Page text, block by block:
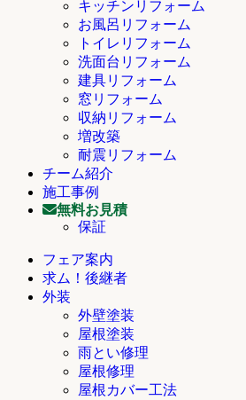
キッチンリフォーム
お風呂リフォーム
トイレリフォーム
洗面台リフォーム
建具リフォーム
窓リフォーム
収納リフォーム
増改築
耐震リフォーム
チーム紹介
施工事例
無料お見積
保証
フェア案内
求ム！後継者
外装
外壁塗装
屋根塗装
雨とい修理
屋根修理
屋根カバー工法